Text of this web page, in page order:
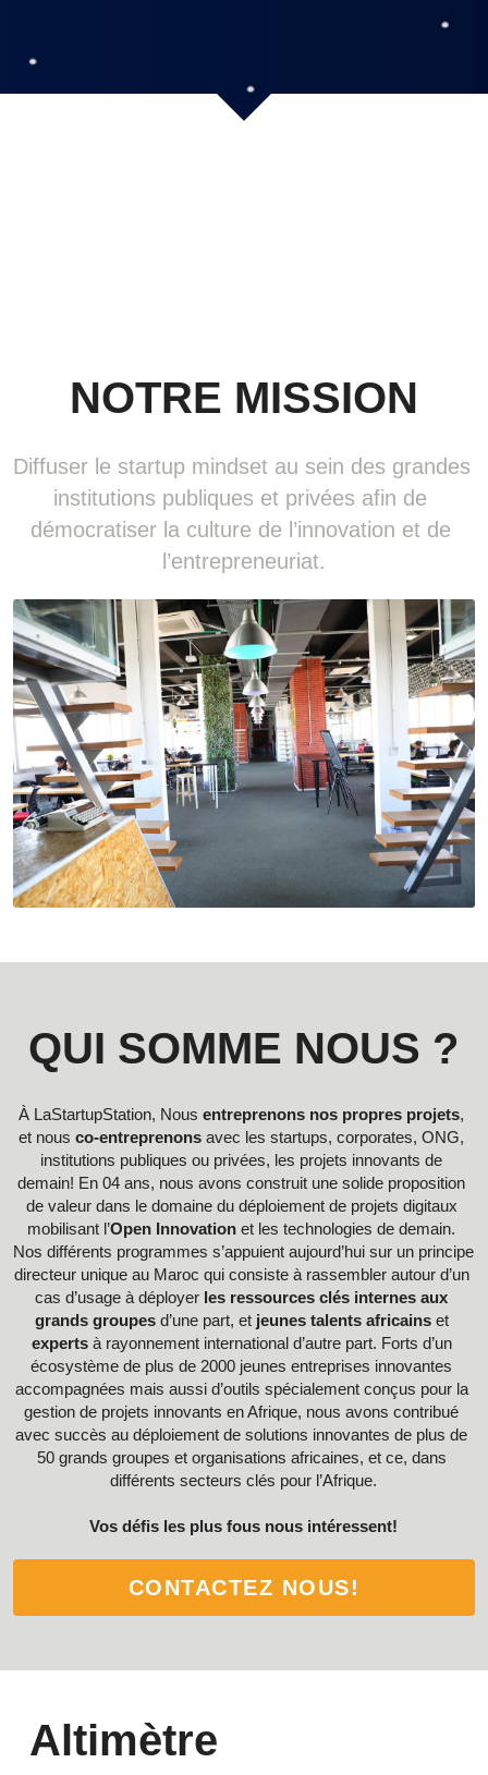
NOTRE MISSION
Diffuser le startup mindset au sein des grandes
institutions publiques et privées afin de
démocratiser la culture de l’innovation et de
l’entrepreneuriat.
QUI SOMME NOUS ?
À LaStartupStation, Nous entreprenons nos propres projets,
et nous co-entreprenons avec les startups, corporates, ONG,
institutions publiques ou privées, les projets innovants de
demain! En 04 ans, nous avons construit une solide proposition
de valeur dans le domaine du déploiement de projets digitaux
mobilisant l’Open Innovation et les technologies de demain.
Nos différents programmes s’appuient aujourd’hui sur un principe
directeur unique au Maroc qui consiste à rassembler autour d’un
cas d’usage à déployer les ressources clés internes aux
grands groupes d’une part, et jeunes talents africains
et
experts à rayonnement international d’autre part. Forts d’un
écosystème de plus de 2000 jeunes entreprises innovantes
accompagnées mais aussi d’outils spécialement conçus pour la
gestion de projets innovants en Afrique, nous avons contribué
avec succès au déploiement de solutions innovantes de plus de
50 grands groupes et organisations africaines, et ce, dans
différents secteurs clés pour l’Afrique.
Vos défis les plus fous nous intéressent!
CONTACTEZ NOUS!
Altimètre